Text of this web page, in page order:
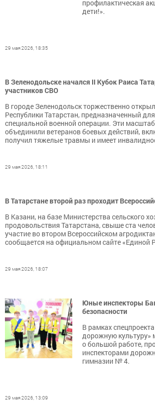
профилактическая
дети!».
29 мая 2026, 18:35
В Зеленодольске начался II Кубок Раиса
участников СВО
В городе Зеленодольск торжественно
Республики Татарстан, предназначенный
специальной военной операции. Эти
объединили ветеранов боевых действий,
получил тяжелые травмы и имеет
29 мая 2026, 18:11
В Татарстане второй раз проходит
В Казани, на базе Министерства сельского
продовольствия Татарстана, свыше ста
участие во втором Всероссийском
сообщается на официальном сайте «Единой
29 мая 2026, 18:07
Юные инспекторы
безопасности
В рамках
дорожную культуру»
о большой работе,
инспекторами
гимназии № 4.
29 мая 2026, 13:09